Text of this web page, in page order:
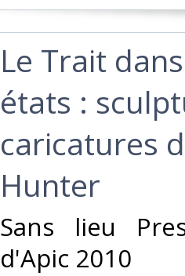
‎Le Trait
états :
caricatures
Hunter‎
‎Sans lieu
d'Apic 2010 ‎